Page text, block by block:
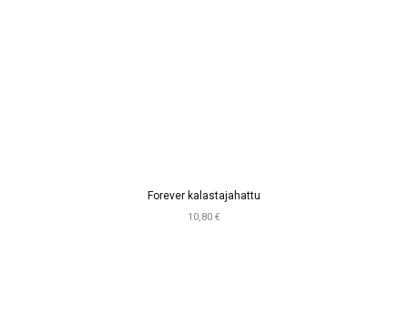
Forever kalastajahattu
10,80 €